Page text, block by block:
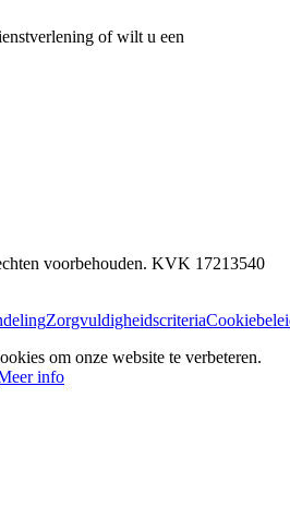
of wilt u een
voorbehouden. KVK 17213540
Zorgvuldigheidscriteria
om onze website te verbeteren.
info